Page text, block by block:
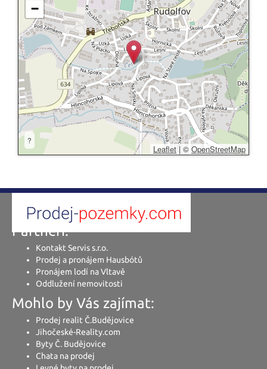
−
?
Leaflet | © OpenStreetMap
Partneři:
Kontakt Servis s.r.o.
Prodej a pronájem Hausbótů
Pronájem lodí na Vltavě
Oddlužení nemovitosti
Mohlo by Vás zajímat:
Prodej realit Č.Budějovice
Jihočeské-Reality.com
Byty Č. Budějovice
Chata na prodej